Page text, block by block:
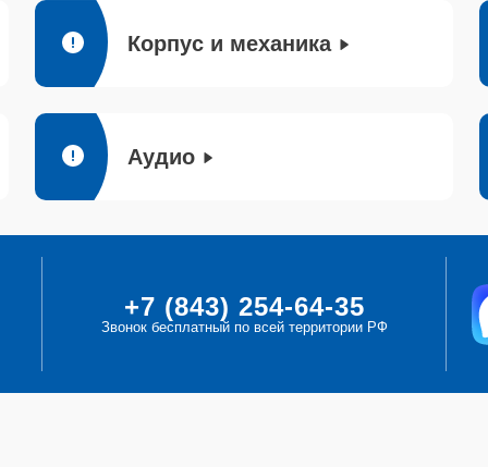
Корпус и механика
Аудио
+7 (843) 254-64-35
Звонок бесплатный по всей территории РФ